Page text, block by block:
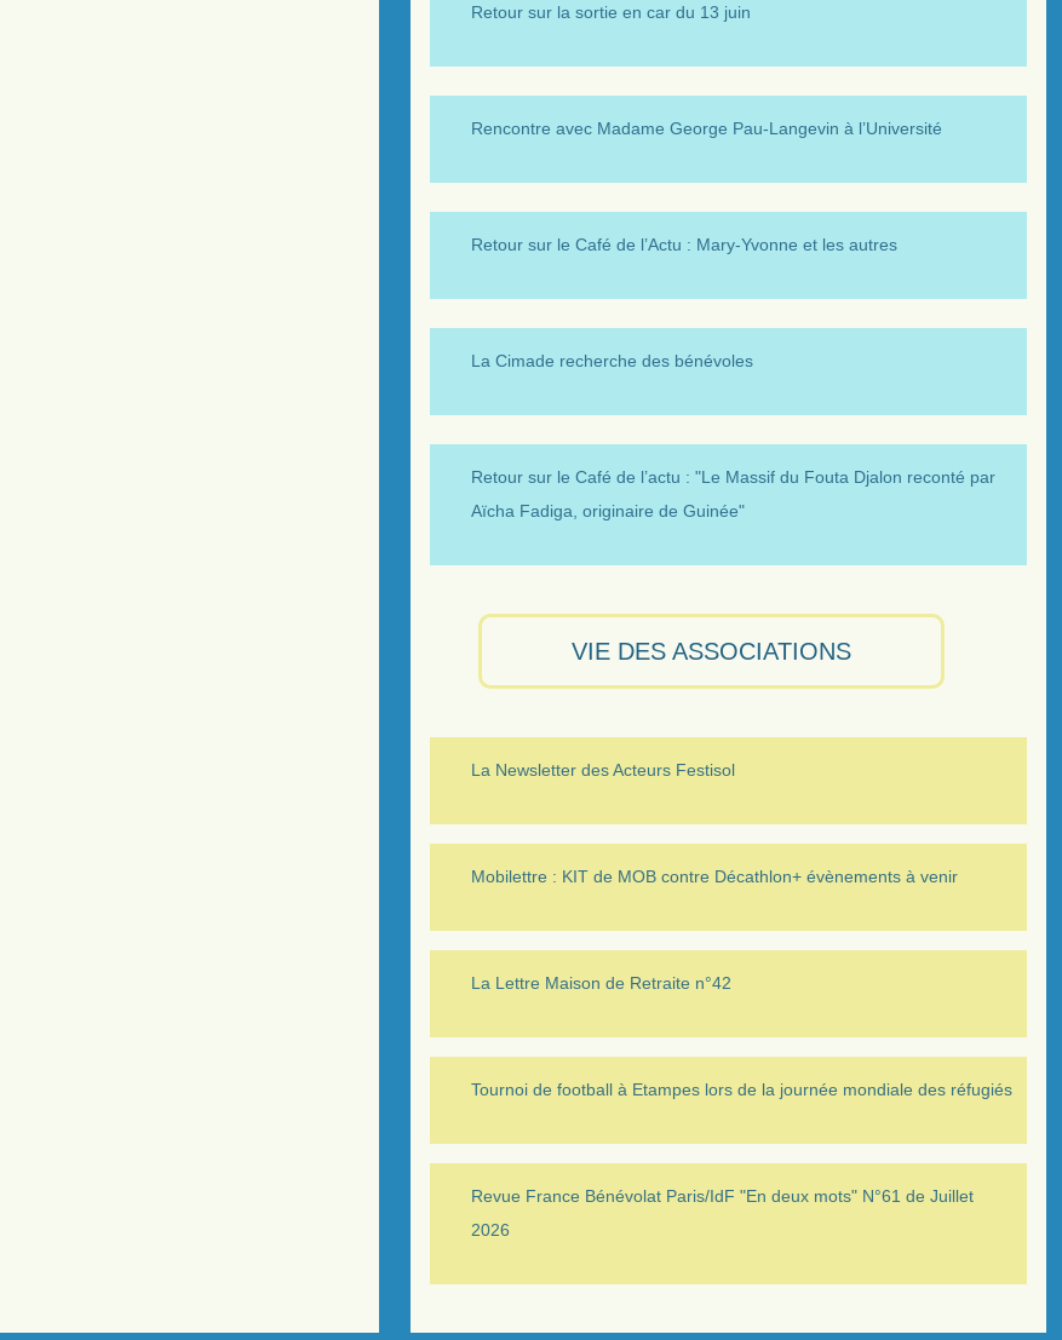
Retour sur la sortie en car du 13 juin
Rencontre avec Madame George Pau-Langevin à l’Université
Retour sur le Café de l’Actu : Mary-Yvonne et les autres
La Cimade recherche des bénévoles
Retour sur le Café de l’actu : "Le Massif du Fouta Djalon reconté par
Aïcha Fadiga, originaire de Guinée"
VIE DES ASSOCIATIONS
La Newsletter des Acteurs Festisol
Mobilettre : KIT de MOB contre Décathlon+ évènements à venir
La Lettre Maison de Retraite n°42
Tournoi de football à Etampes lors de la journée mondiale des réfugiés
Revue France Bénévolat Paris/IdF "En deux mots" N°61 de Juillet
2026